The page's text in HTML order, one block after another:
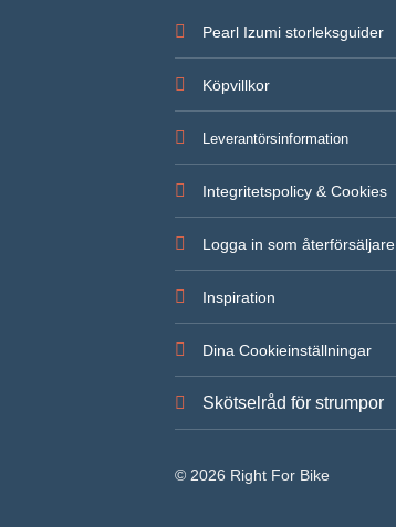
Pearl Izumi storleksguider
Köpvillkor
Leverantörsinformation
Integritetspolicy & Cookies
Logga in som återförsäljare
Inspiration
Dina Cookieinställningar
Skötselråd för strumpor
© 2026 Right For Bike